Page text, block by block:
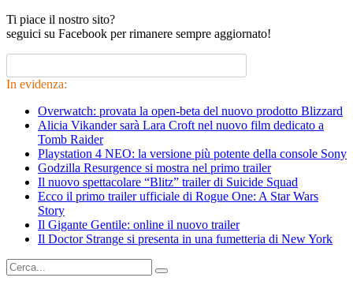
Ti piace il nostro sito?
seguici su Facebook per rimanere sempre aggiornato!
In evidenza:
Overwatch: provata la open-beta del nuovo prodotto Blizzard
Alicia Vikander sarà Lara Croft nel nuovo film dedicato a
Tomb Raider
Playstation 4 NEO: la versione più potente della console Sony
Godzilla Resurgence si mostra nel primo trailer
Il nuovo spettacolare “Blitz” trailer di Suicide Squad
Ecco il primo trailer ufficiale di Rogue One: A Star Wars
Story
Il Gigante Gentile: online il nuovo trailer
Il Doctor Strange si presenta in una fumetteria di New York